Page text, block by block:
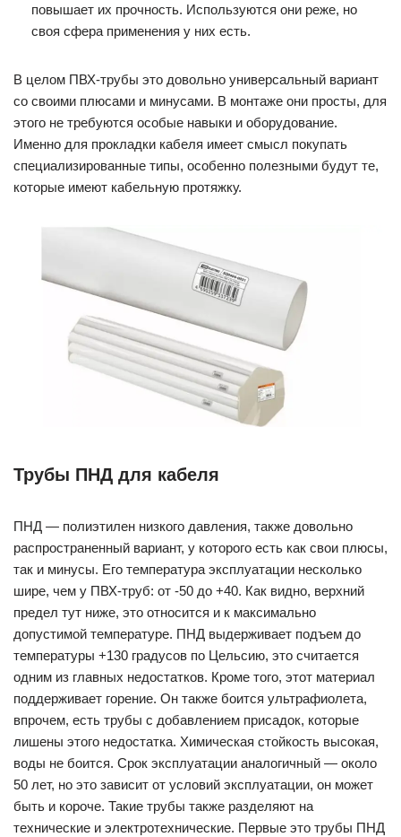
повышает их прочность. Используются они реже, но
своя сфера применения у них есть.
В целом ПВХ-трубы это довольно универсальный вариант
со своими плюсами и минусами. В монтаже они просты, для
этого не требуются особые навыки и оборудование.
Именно для прокладки кабеля имеет смысл покупать
специализированные типы, особенно полезными будут те,
которые имеют кабельную протяжку.
Трубы ПНД для кабеля
ПНД — полиэтилен низкого давления, также довольно
распространенный вариант, у которого есть как свои плюсы,
так и минусы. Его температура эксплуатации несколько
шире, чем у ПВХ-труб: от -50 до +40. Как видно, верхний
предел тут ниже, это относится и к максимально
допустимой температуре. ПНД выдерживает подъем до
температуры +130 градусов по Цельсию, это считается
одним из главных недостатков. Кроме того, этот материал
поддерживает горение. Он также боится ультрафиолета,
впрочем, есть трубы с добавлением присадок, которые
лишены этого недостатка. Химическая стойкость высокая,
воды не боится. Срок эксплуатации аналогичный — около
50 лет, но это зависит от условий эксплуатации, он может
быть и короче. Такие трубы также разделяют на
технические и электротехнические. Первые это трубы ПНД